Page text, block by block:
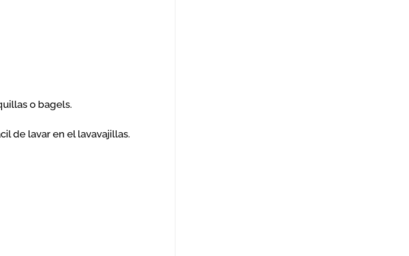
o bagels.
de lavar en el lavavajillas.